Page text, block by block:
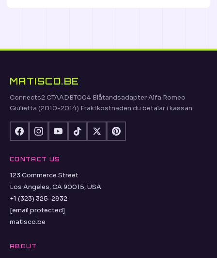
MATISCO.BE
Connects2 CTAADBT004 Blåtandsadapter Alfa Romeo
Giulietta (2010-2014) Fraktkostnaden du betalar i kassan
CONTACT US
123 Commerce Street
Los Angeles, CA 90015, USA
+1 (323) 325-2832
[email protected]
matisco.be
ABOUT